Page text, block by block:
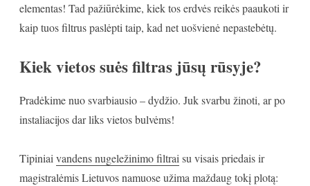
elementas! Tad pažiūrėkime, kiek tos erdvės reikės paaukoti ir
kaip tuos filtrus paslėpti taip, kad net uošvienė nepastebėtų.
Kiek vietos suės filtras jūsų rūsyje?
Pradėkime nuo svarbiausio – dydžio. Juk svarbu žinoti, ar po
instaliacijos dar liks vietos bulvėms!
Tipiniaivandens nugeležinimo filtraisu visais priedais ir
magistralėmis Lietuvos namuose užima maždaug tokį plotą: